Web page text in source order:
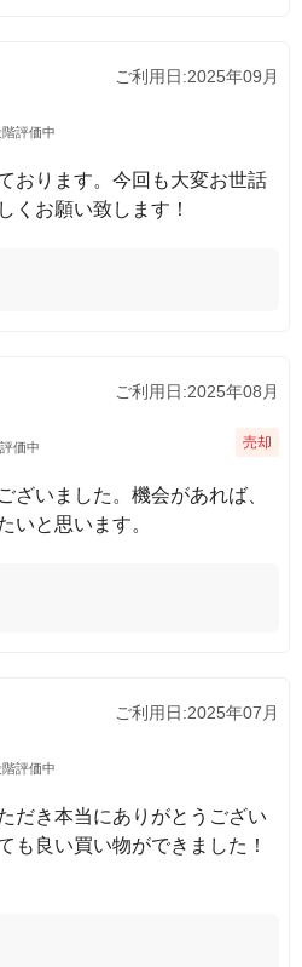
ご利用日:2025年09月
階評価中
おります。今回も大変お世話
くお願い致します！
ご利用日:2025年08月
価中 売却
ざいました。機会があれば、
いと思います。
ご利用日:2025年07月
階評価中
だき本当にありがとうござい
も良い買い物ができました！